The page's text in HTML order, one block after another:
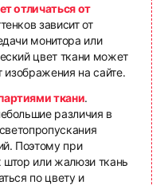
отличаться от
зависит от
монитора или
цвет ткани может
изображения на сайте.
ткани.
различия в
Поэтому при
штор или жалюзи ткань
по цвету и